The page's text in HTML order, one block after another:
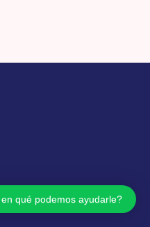
en qué podemos ayudarle?